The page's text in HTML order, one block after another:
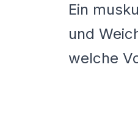
Ein
und
welche